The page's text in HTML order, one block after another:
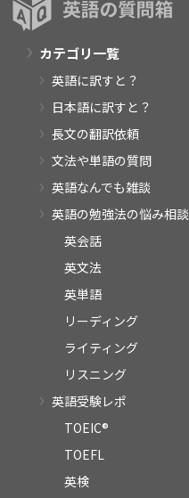
カテゴリ一覧
英語に訳すと？
日本語に訳すと？
長文の翻訳依頼
文法や単語の質問
英語なんでも雑談
英語の勉強法の悩み相談
英会話
英文法
英単語
リーディング
ライティング
リスニング
英語受験レポ
TOEIC®
TOEFL
英検